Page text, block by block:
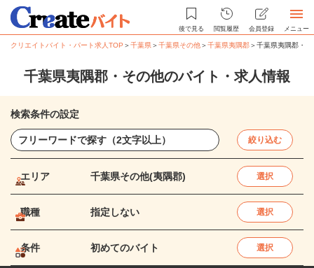
後で見る 閲覧履歴 会員登録 メニュー
クリエイトバイト・パート求人TOP ＞千葉県＞千葉県その他＞千葉県夷隅郡＞千葉県夷隅郡・
千葉県夷隅郡・その他のバイト・求人情報
検索条件の設定
絞り込む
エリア 千葉県その他(夷隅郡) 選択
職種 指定しない 選択
条件 初めてのバイト 選択